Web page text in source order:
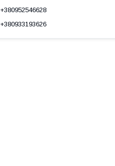
+380952546628
+380933193626